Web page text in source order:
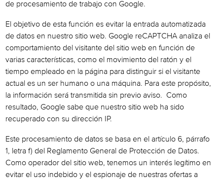
de procesamiento de trabajo con Google.
El objetivo de esta función es evitar la entrada automatizada
de datos en nuestro sitio web. Google reCAPTCHA analiza el
comportamiento del visitante del sitio web en función de
varias características, como el movimiento del ratón y el
tiempo empleado en la página para distinguir si el visitante
actual es un ser humano o una máquina. Para este propósito,
la información será transmitida sin previo aviso. Como
resultado, Google sabe que nuestro sitio web ha sido
recuperado con su dirección IP.
Este procesamiento de datos se basa en el artículo 6, párrafo
1, letra f) del Reglamento General de Protección de Datos.
Como operador del sitio web, tenemos un interés legítimo en
evitar el uso indebido y el espionaje de nuestras ofertas a